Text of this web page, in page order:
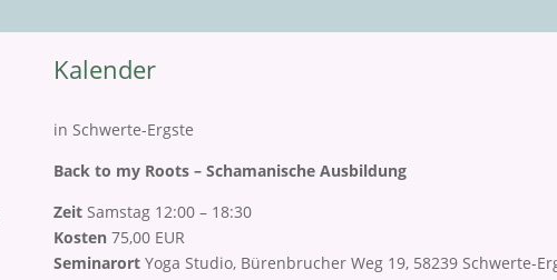
​Kalender
in Schwerte-Ergste
Back to my Roots – Schamanische Ausbildung
Zeit Samstag 12:00 – 18:30
Kosten 75,00 EUR
Seminarort Yoga Studio, Bürenbrucher Weg 19, 58239 Schwerte-